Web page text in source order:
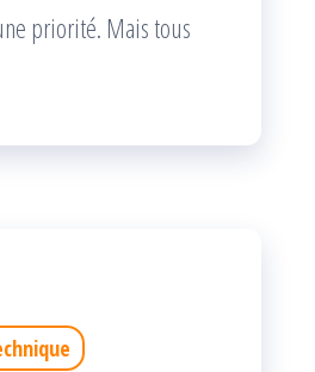
priorité. Mais tous